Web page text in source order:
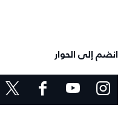
انضم إلى الحوار